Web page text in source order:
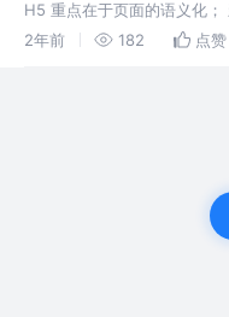
H5 重点在于页面的语义化
footer：区域的底部 nav：导
2年前 182 点赞